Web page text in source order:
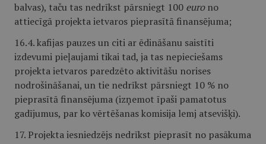
balvas), taču tas nedrīkst pārsniegt 100 eurono
attiecīgā projekta ietvaros pieprasītā finansējuma;
16.4. kafijas pauzes un citi ar ēdināšanu saistīti
izdevumi pieļaujami tikai tad, ja tas nepieciešams
projekta ietvaros paredzēto aktivitāšu norises
nodrošināšanai, un tie nedrīkst pārsniegt 10 % no
pieprasītā finansējuma (izņemot īpaši pamatotus
gadījumus, par ko vērtēšanas komisija lemj atsevišķi).
17. Projekta iesniedzējs nedrīkst pieprasīt no pasākuma